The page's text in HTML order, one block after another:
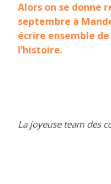
Alors on se donne
septembre à
écrire ensemble
l’histoire.
La joyeuse team des